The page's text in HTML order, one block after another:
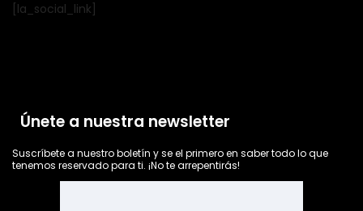
[la_social_link]
Únete a nuestra newsletter
Suscríbete a nuestro boletín y se el primero en saber todo lo que
tenemos reservado para ti. ¡No te arrepentirás!